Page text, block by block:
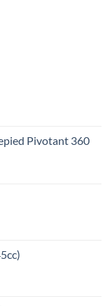
Pivotant 360